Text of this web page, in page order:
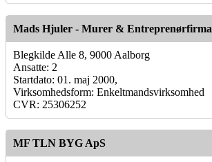
Mads Hjuler - Murer & Entreprenørfirma
Blegkilde Alle 8, 9000 Aalborg
Ansatte: 2
Startdato: 01. maj 2000,
Virksomhedsform: Enkeltmandsvirksomhed
CVR: 25306252
MF TLN BYG ApS